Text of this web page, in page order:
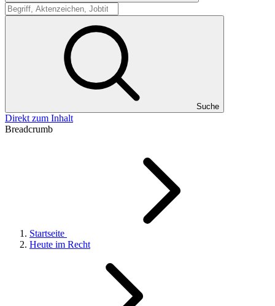
Suche
Suche
Direkt zum Inhalt
Breadcrumb
Startseite
Heute im Recht